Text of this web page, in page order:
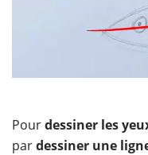
Pourdessiner les
pardessiner une